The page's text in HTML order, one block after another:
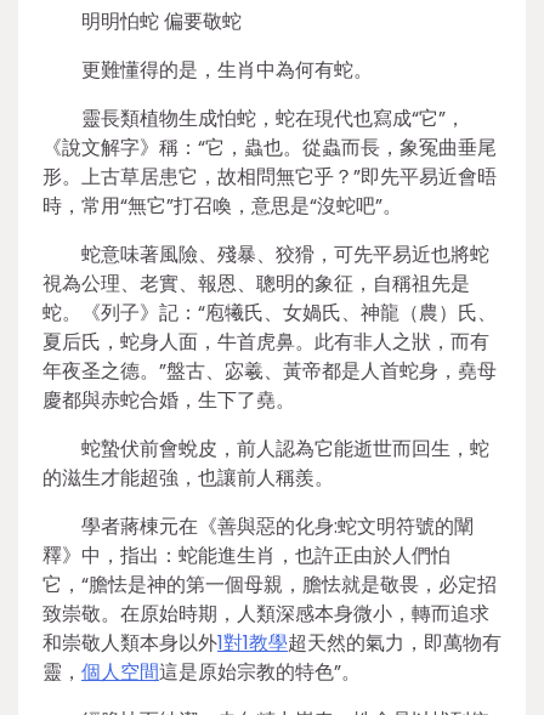
明明怕蛇 偏要敬蛇
更難懂得的是，生肖中為何有蛇。
靈長類植物生成怕蛇，蛇在現代也寫成“它”，
《說文解字》稱：“它，蟲也。從蟲而長，象冤曲垂尾
形。上古草居患它，故相問無它乎？”即先平易近會晤
時，常用“無它”打召喚，意思是“沒蛇吧”。
蛇意味著風險、殘暴、狡猾，可先平易近也將蛇
視為公理、老實、報恩、聰明的象征，自稱祖先是
蛇。《列子》記：“庖犧氏、女媧氏、神龍（農）氏、
夏后氏，蛇身人面，牛首虎鼻。此有非人之狀，而有
年夜圣之德。”盤古、宓羲、黃帝都是人首蛇身，堯母
慶都與赤蛇合婚，生下了堯。
蛇蟄伏前會蛻皮，前人認為它能逝世而回生，蛇
的滋生才能超強，也讓前人稱羨。
學者蔣棟元在《善與惡的化身:蛇文明符號的闡
釋》中，指出：蛇能進生肖，也許正由於人們怕
它，“膽怯是神的第一個母親，膽怯就是敬畏，必定招
致崇敬。在原始時期，人類深感本身微小，轉而追求
和崇敬人類本身以外1對1教學超天然的氣力，即萬物有
靈， 個人空間這是原始宗教的特色”。